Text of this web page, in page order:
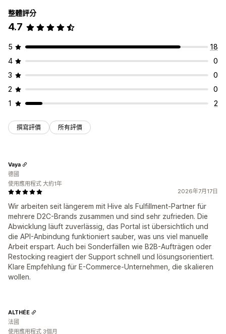
整體評分
4.7
5
18
4
0
3
0
2
0
1
2
撰寫評價 所有評價
2026年7月17日
Wir arbeiten seit längerem mit Hive als Fulfillment-Partner für
mehrere D2C-Brands zusammen und sind sehr zufrieden. Die
Abwicklung läuft zuverlässig, das Portal ist übersichtlich und
die API-Anbindung funktioniert sauber, was uns viel manuelle
Arbeit erspart. Auch bei Sonderfällen wie B2B-Aufträgen oder
Restocking reagiert der Support schnell und lösungsorientiert.
Klare Empfehlung für E-Commerce-Unternehmen, die skalieren
wollen.
Vaya
德國
使用應用程式 大約1年
ALTHÉE
法國
使用應用程式 3個月